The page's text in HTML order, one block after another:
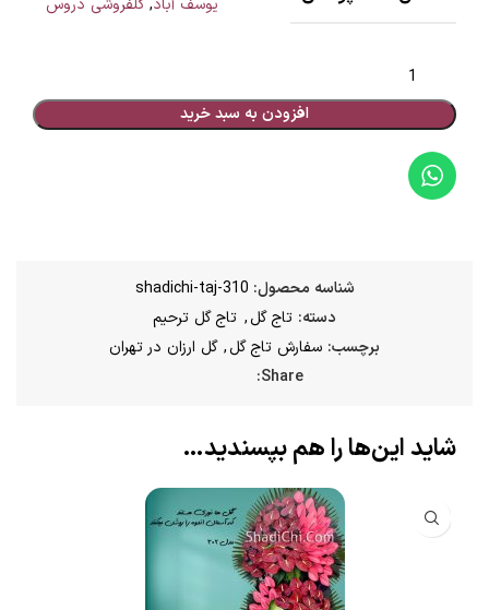
افزودن به سبد خرید
شناسه محصول: shadichi-taj-310
دسته: تاج گل, تاج گل ترحیم
برچسب: سفارش تاج گل, گل ارزان در تهران
Share:
شاید این‌ها را هم بپسندید…